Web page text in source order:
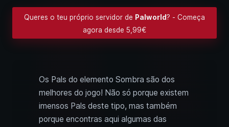
Queres o teu próprio servidor de Palworld? - Começa
agora desde 5,99€
Os Pals do elemento Sombra são dos
melhores do jogo! Não só porque existem
imensos Pals deste tipo, mas também
porque encontras aqui algumas das